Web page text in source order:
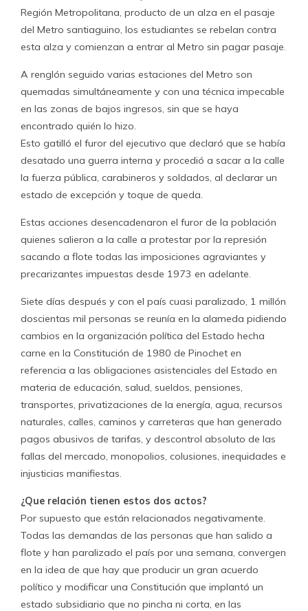
Región Metropolitana, producto de un alza en el pasaje
del Metro santiaguino, los estudiantes se rebelan contra
esta alza y comienzan a entrar al Metro sin pagar pasaje.
A renglón seguido varias estaciones del Metro son
quemadas simultáneamente y con una técnica impecable
en las zonas de bajos ingresos, sin que se haya
encontrado quién lo hizo.
Esto gatilló el furor del ejecutivo que declaró que se había
desatado una guerra interna y procedió a sacar a la calle
la fuerza pública, carabineros y soldados, al declarar un
estado de excepción y toque de queda.
Estas acciones desencadenaron el furor de la población
quienes salieron a la calle a protestar por la represión
sacando a flote todas las imposiciones agraviantes y
precarizantes impuestas desde 1973 en adelante.
Siete días después y con el país cuasi paralizado, 1 millón
doscientas mil personas se reunía en la alameda pidiendo
cambios en la organización política del Estado hecha
carne en la Constitución de 1980 de Pinochet en
referencia a las obligaciones asistenciales del Estado en
materia de educación, salud, sueldos, pensiones,
transportes, privatizaciones de la energía, agua, recursos
naturales, calles, caminos y carreteras que han generado
pagos abusivos de tarifas, y descontrol absoluto de las
fallas del mercado, monopolios, colusiones, inequidades e
injusticias manifiestas.
¿Que relación tienen estos dos actos?
Por supuesto que están relacionados negativamente.
Todas las demandas de las personas que han salido a
flote y han paralizado el país por una semana, convergen
en la idea de que hay que producir un gran acuerdo
político y modificar una Constitución que implantó un
estado subsidiario que no pincha ni corta, en las